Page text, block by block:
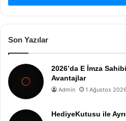
Son Yazılar
2026’da E İmza
Avantajlar
Admin 1 Ağustos 2026
HediyeKutusu ile